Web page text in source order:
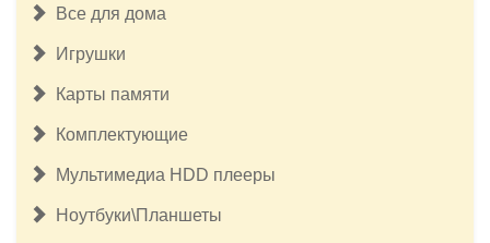
Все для дома
Игрушки
Карты памяти
Комплектующие
Мультимедиа HDD плееры
Ноутбуки\Планшеты